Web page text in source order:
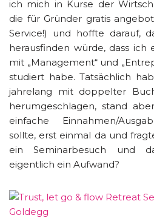
ich mich in Kurse der
die für Gründer gratis
Service!) und hoffte darauf,
herausfinden würde, dass ich
mit „Management“ und
studiert habe. Tatsächlich
jahrelang mit doppelter
herumgeschlagen, stand
einfache Einnahmen/
sollte, erst einmal da und
ein Seminarbesuch und
eigentlich ein Aufwand?